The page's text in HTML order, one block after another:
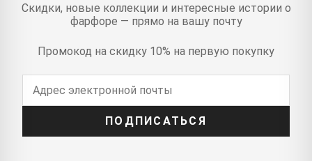
Скидки, новые коллекции и интересные истории о
фарфоре — прямо на вашу почту
Промокод на скидку 10% на первую покупку
ПОДПИСАТЬСЯ